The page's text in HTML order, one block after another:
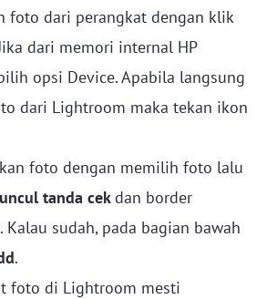
foto dari perangkat dengan klik
dari memori internal HP
opsi Device. Apabila langsung
dari Lightroom maka tekan ikon
foto dengan memilih foto lalu
tanda cekdan border
Kalau sudah, pada bagian bawah
.
foto di Lightroom mesti